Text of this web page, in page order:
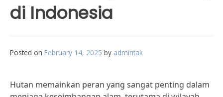
di Indonesia
Posted on February 14, 2025 by admintak
Hutan memainkan peran yang sangat penting dalam